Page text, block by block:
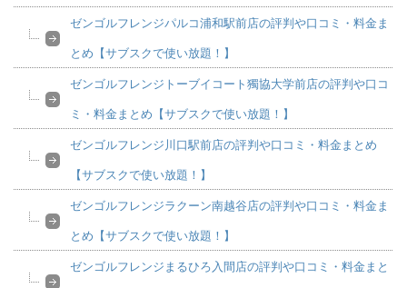
ゼンゴルフレンジパルコ浦和駅前店の評判や口コミ・料金ま
とめ【サブスクで使い放題！】
ゼンゴルフレンジトーブイコート獨協大学前店の評判や口コ
ミ・料金まとめ【サブスクで使い放題！】
ゼンゴルフレンジ川口駅前店の評判や口コミ・料金まとめ
【サブスクで使い放題！】
ゼンゴルフレンジラクーン南越谷店の評判や口コミ・料金ま
とめ【サブスクで使い放題！】
ゼンゴルフレンジまるひろ入間店の評判や口コミ・料金まと